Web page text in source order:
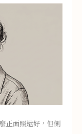
正面照還好，但側